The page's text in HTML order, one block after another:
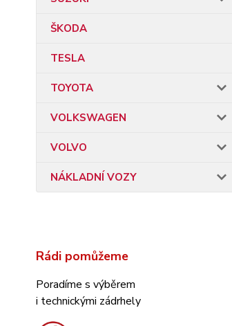
ŠKODA
TESLA
TOYOTA
VOLKSWAGEN
VOLVO
NÁKLADNÍ VOZY
Rádi pomůžeme
Poradíme s výběrem
i technickými zádrhely